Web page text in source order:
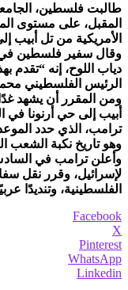
طالبت فلسطين، الجامعة
المقبل، على مستوى
الأمريكية من تل أبيب
وقال سفير فلسطين في
دياب اللوح، إنه “تقدم
الرئيس الفلسطيني
ومن المقرر أن يشهد غدًا
أبيب إلى حي أرنونا في
وهو تاريخ نكبة الشعب
وأعلن ترامب في
لإسرائيل، وقرر نقل
الفلسطينية، وتنديدًا
Facebook
X
Pinterest
WhatsApp
Linkedin